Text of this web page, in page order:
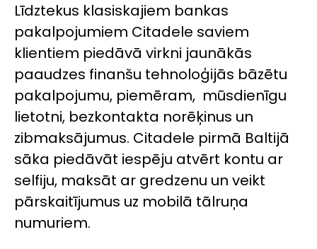
Līdztekus klasiskajiem bankas
pakalpojumiem Citadele saviem
klientiem piedāvā virkni jaunākās
paaudzes finanšu tehnoloģijās bāzētu
pakalpojumu, piemēram, mūsdienīgu
lietotni, bezkontakta norēķinus un
zibmaksājumus. Citadele pirmā Baltijā
sāka piedāvāt iespēju atvērt kontu ar
selfiju, maksāt ar gredzenu un veikt
pārskaitījumus uz mobilā tālruņa
numuriem.